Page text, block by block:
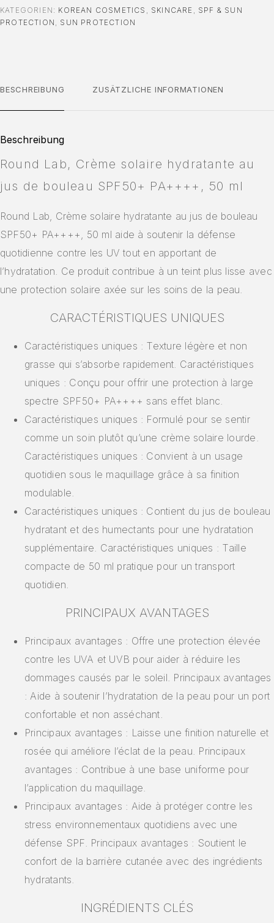
KATEGORIEN: KOREAN COSMETICS , SKINCARE , SPF & SUN
PROTECTION , SUN PROTECTION
BESCHREIBUNG ZUSÄTZLICHE INFORMATIONEN
Beschreibung
Round Lab, Crème solaire hydratante au
jus de bouleau SPF50+ PA++++, 50 ml
Round Lab, Crème solaire hydratante au jus de bouleau
SPF50+ PA++++, 50 ml aide à soutenir la défense
quotidienne contre les UV tout en apportant de
l’hydratation. Ce produit contribue à un teint plus lisse avec
une protection solaire axée sur les soins de la peau.
CARACTÉRISTIQUES UNIQUES
Caractéristiques uniques : Texture légère et non
grasse qui s’absorbe rapidement. Caractéristiques
uniques : Conçu pour offrir une protection à large
spectre SPF50+ PA++++ sans effet blanc.
Caractéristiques uniques : Formulé pour se sentir
comme un soin plutôt qu’une crème solaire lourde.
Caractéristiques uniques : Convient à un usage
quotidien sous le maquillage grâce à sa finition
modulable.
Caractéristiques uniques : Contient du jus de bouleau
hydratant et des humectants pour une hydratation
supplémentaire. Caractéristiques uniques : Taille
compacte de 50 ml pratique pour un transport
quotidien.
PRINCIPAUX AVANTAGES
Principaux avantages : Offre une protection élevée
contre les UVA et UVB pour aider à réduire les
dommages causés par le soleil. Principaux avantages
: Aide à soutenir l’hydratation de la peau pour un port
confortable et non asséchant.
Principaux avantages : Laisse une finition naturelle et
rosée qui améliore l’éclat de la peau. Principaux
avantages : Contribue à une base uniforme pour
l’application du maquillage.
Principaux avantages : Aide à protéger contre les
stress environnementaux quotidiens avec une
défense SPF. Principaux avantages : Soutient le
confort de la barrière cutanée avec des ingrédients
hydratants.
INGRÉDIENTS CLÉS